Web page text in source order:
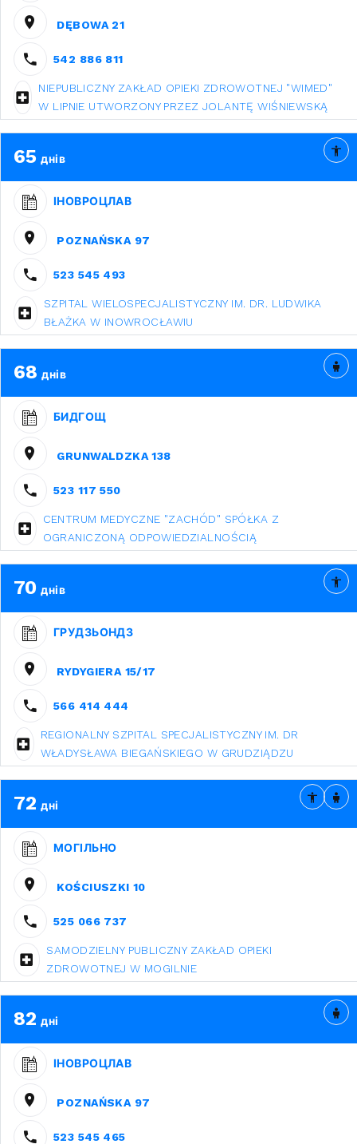
DĘBOWA 21
542 886 811
NIEPUBLICZNY ZAKŁAD OPIEKI ZDROWOTNEJ "WIMED"
W LIPNIE UTWORZONY PRZEZ JOLANTĘ WIŚNIEWSKĄ
65 днів
ІНОВРОЦЛАВ
POZNAŃSKA 97
523 545 493
SZPITAL WIELOSPECJALISTYCZNY IM. DR. LUDWIKA
BŁAŻKA W INOWROCŁAWIU
68 днів
БИДГОЩ
GRUNWALDZKA 138
523 117 550
CENTRUM MEDYCZNE "ZACHÓD" SPÓŁKA Z
OGRANICZONĄ ODPOWIEDZIALNOŚCIĄ
70 днів
ГРУДЗЬОНДЗ
RYDYGIERA 15/17
566 414 444
REGIONALNY SZPITAL SPECJALISTYCZNY IM. DR
WŁADYSŁAWA BIEGAŃSKIEGO W GRUDZIĄDZU
72 дні
МОГІЛЬНО
KOŚCIUSZKI 10
525 066 737
SAMODZIELNY PUBLICZNY ZAKŁAD OPIEKI
ZDROWOTNEJ W MOGILNIE
82 дні
ІНОВРОЦЛАВ
POZNAŃSKA 97
523 545 465